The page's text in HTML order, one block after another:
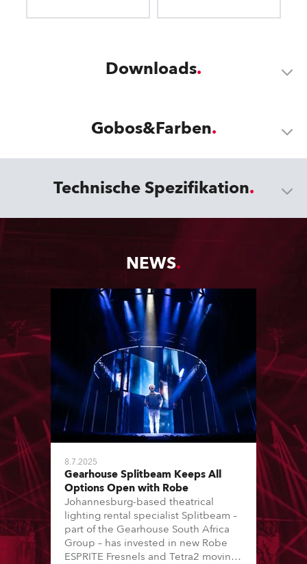
Downloads
Gobos&Farben
Technische Spezifikation
NEWS
8.7.2025
Gearhouse Splitbeam Keeps All
Options Open with Robe
Johannesburg-based theatrical
lighting rental specialist Splitbeam –
part of the Gearhouse South Africa
Group – has invested in new Robe
ESPRITE Fresnels and Tetra2 moving